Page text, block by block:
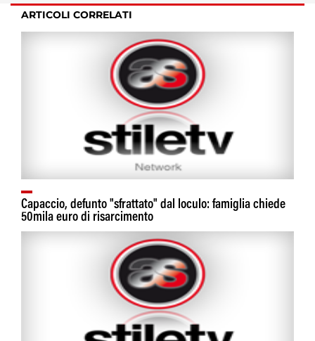
ARTICOLI CORRELATI
Capaccio, defunto "sfrattato" dal loculo: famiglia chiede
50mila euro di risarcimento